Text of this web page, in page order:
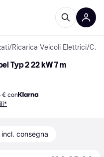
/Ricarica Veicoli Elettrici/ Cavi di Ricarica & Supporti per Cavi
Typ 2 22 kW 7 m
€ con
consegna